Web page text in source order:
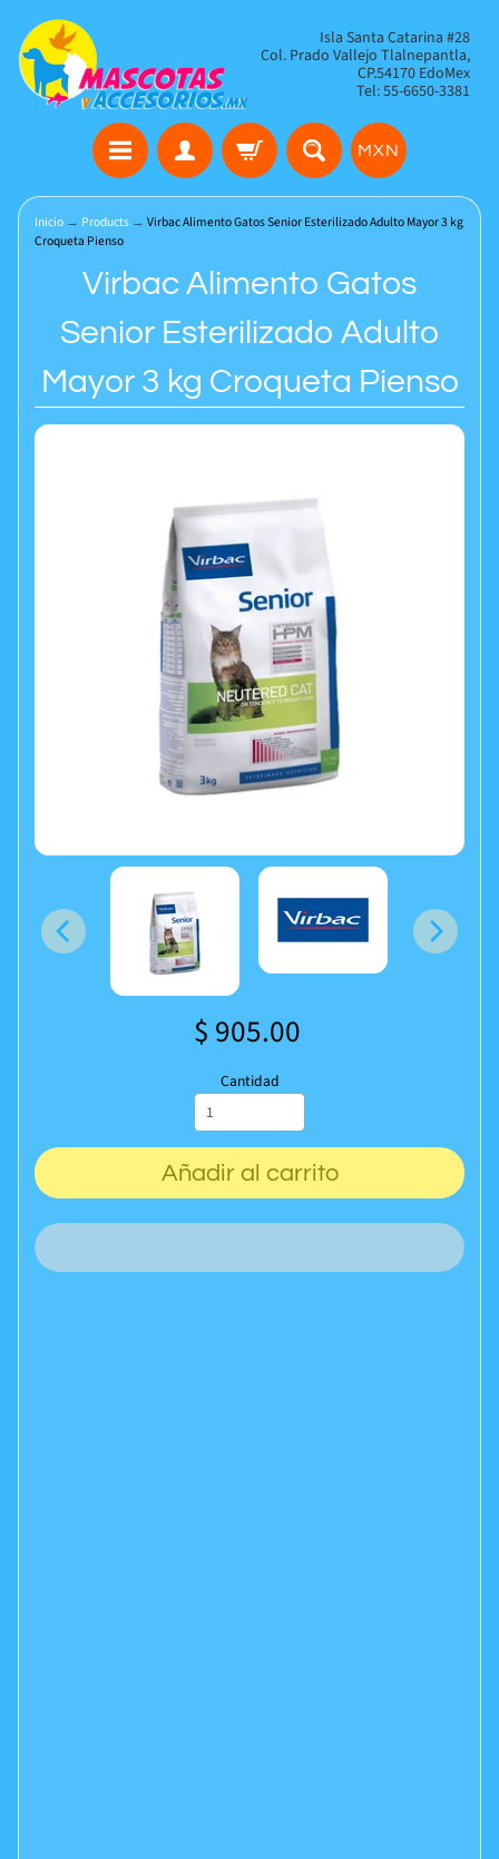
Isla Santa Catarina #28
Col. Prado Vallejo Tlalnepantla,
CP.54170 EdoMex
Tel: 55-6650-3381
MXN
Inicio → Products → Virbac Alimento Gatos Senior Esterilizado Adulto Mayor 3 kg
Croqueta Pienso
Virbac Alimento Gatos
Senior Esterilizado Adulto
Mayor 3 kg Croqueta Pienso
$ 905.00
Cantidad
Añadir al carrito